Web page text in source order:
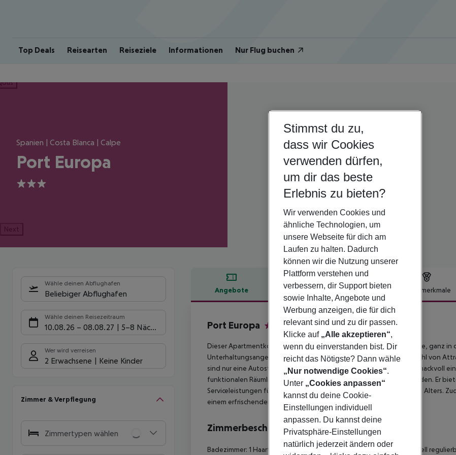
Top Deals Reisearten Reiseziele Informationen Nur Flug buchen
Spanien | Costa Blanca | Calpe
Port Europa
3
Next
Wähle deinen Abflughafen
Beliebiger Abflughafen
Wähle deinen Reisezeitraum
10.08.26 – 08.08.27 5-8 Nächte
Wer wird verreisen
2 Erwachsene Keine Kinder
Zimmer & Verpflegung
Zimmertypen wählen
Angebote Hotelbeschreibung Hotelmerkmale
Hotelbeschreibung
Port Europa
Dieser Apartmentkomplex befindet sich in erstklassiger Lage in Calpe, ganz in
Unterhaltungsangebote. Gäste finden in der Umgebung eine Vielzahl von
sind nur eine Autostunde entfernt. Der Komplex besteht aus geschmackvoll
funktionalen Räumlichkeiten, die zum Entspannen und Erholen einladen. Er
Serviceleistungen für einen wundervollen Aufenthalt für Gäste jeden Alters.
einem erfrischenden Getränk entspannen können.
Zimmerbeschreibung
Badezimmer: 1 Haartrockner Fernseher Internetzugang: nein Individuell
Stimmst du zu,
dass wir Cookies
verwenden dürfen,
um dir das beste
Erlebnis zu bieten?
Wir verwenden Cookies und
ähnliche Technologien, um
unsere Webseite für dich am
Laufen zu halten. Dadurch
können wir die Nutzung unserer
Plattform verstehen und
verbessern, dir Support bieten
sowie Inhalte, Angebote und
Werbung anzeigen, die für dich
relevant sind und zu dir passen.
Klicke auf „Alle akzeptieren“,
wenn du einverstanden bist. Dir
reicht das Nötigste? Dann wähle
„Nur notwendige Cookies“.
Unter „Cookies anpassen“
kannst du deine Cookie-
Einstellungen individuell
anpassen. Du kannst deine
Privatsphäre-Einstellungen
natürlich jederzeit ändern oder